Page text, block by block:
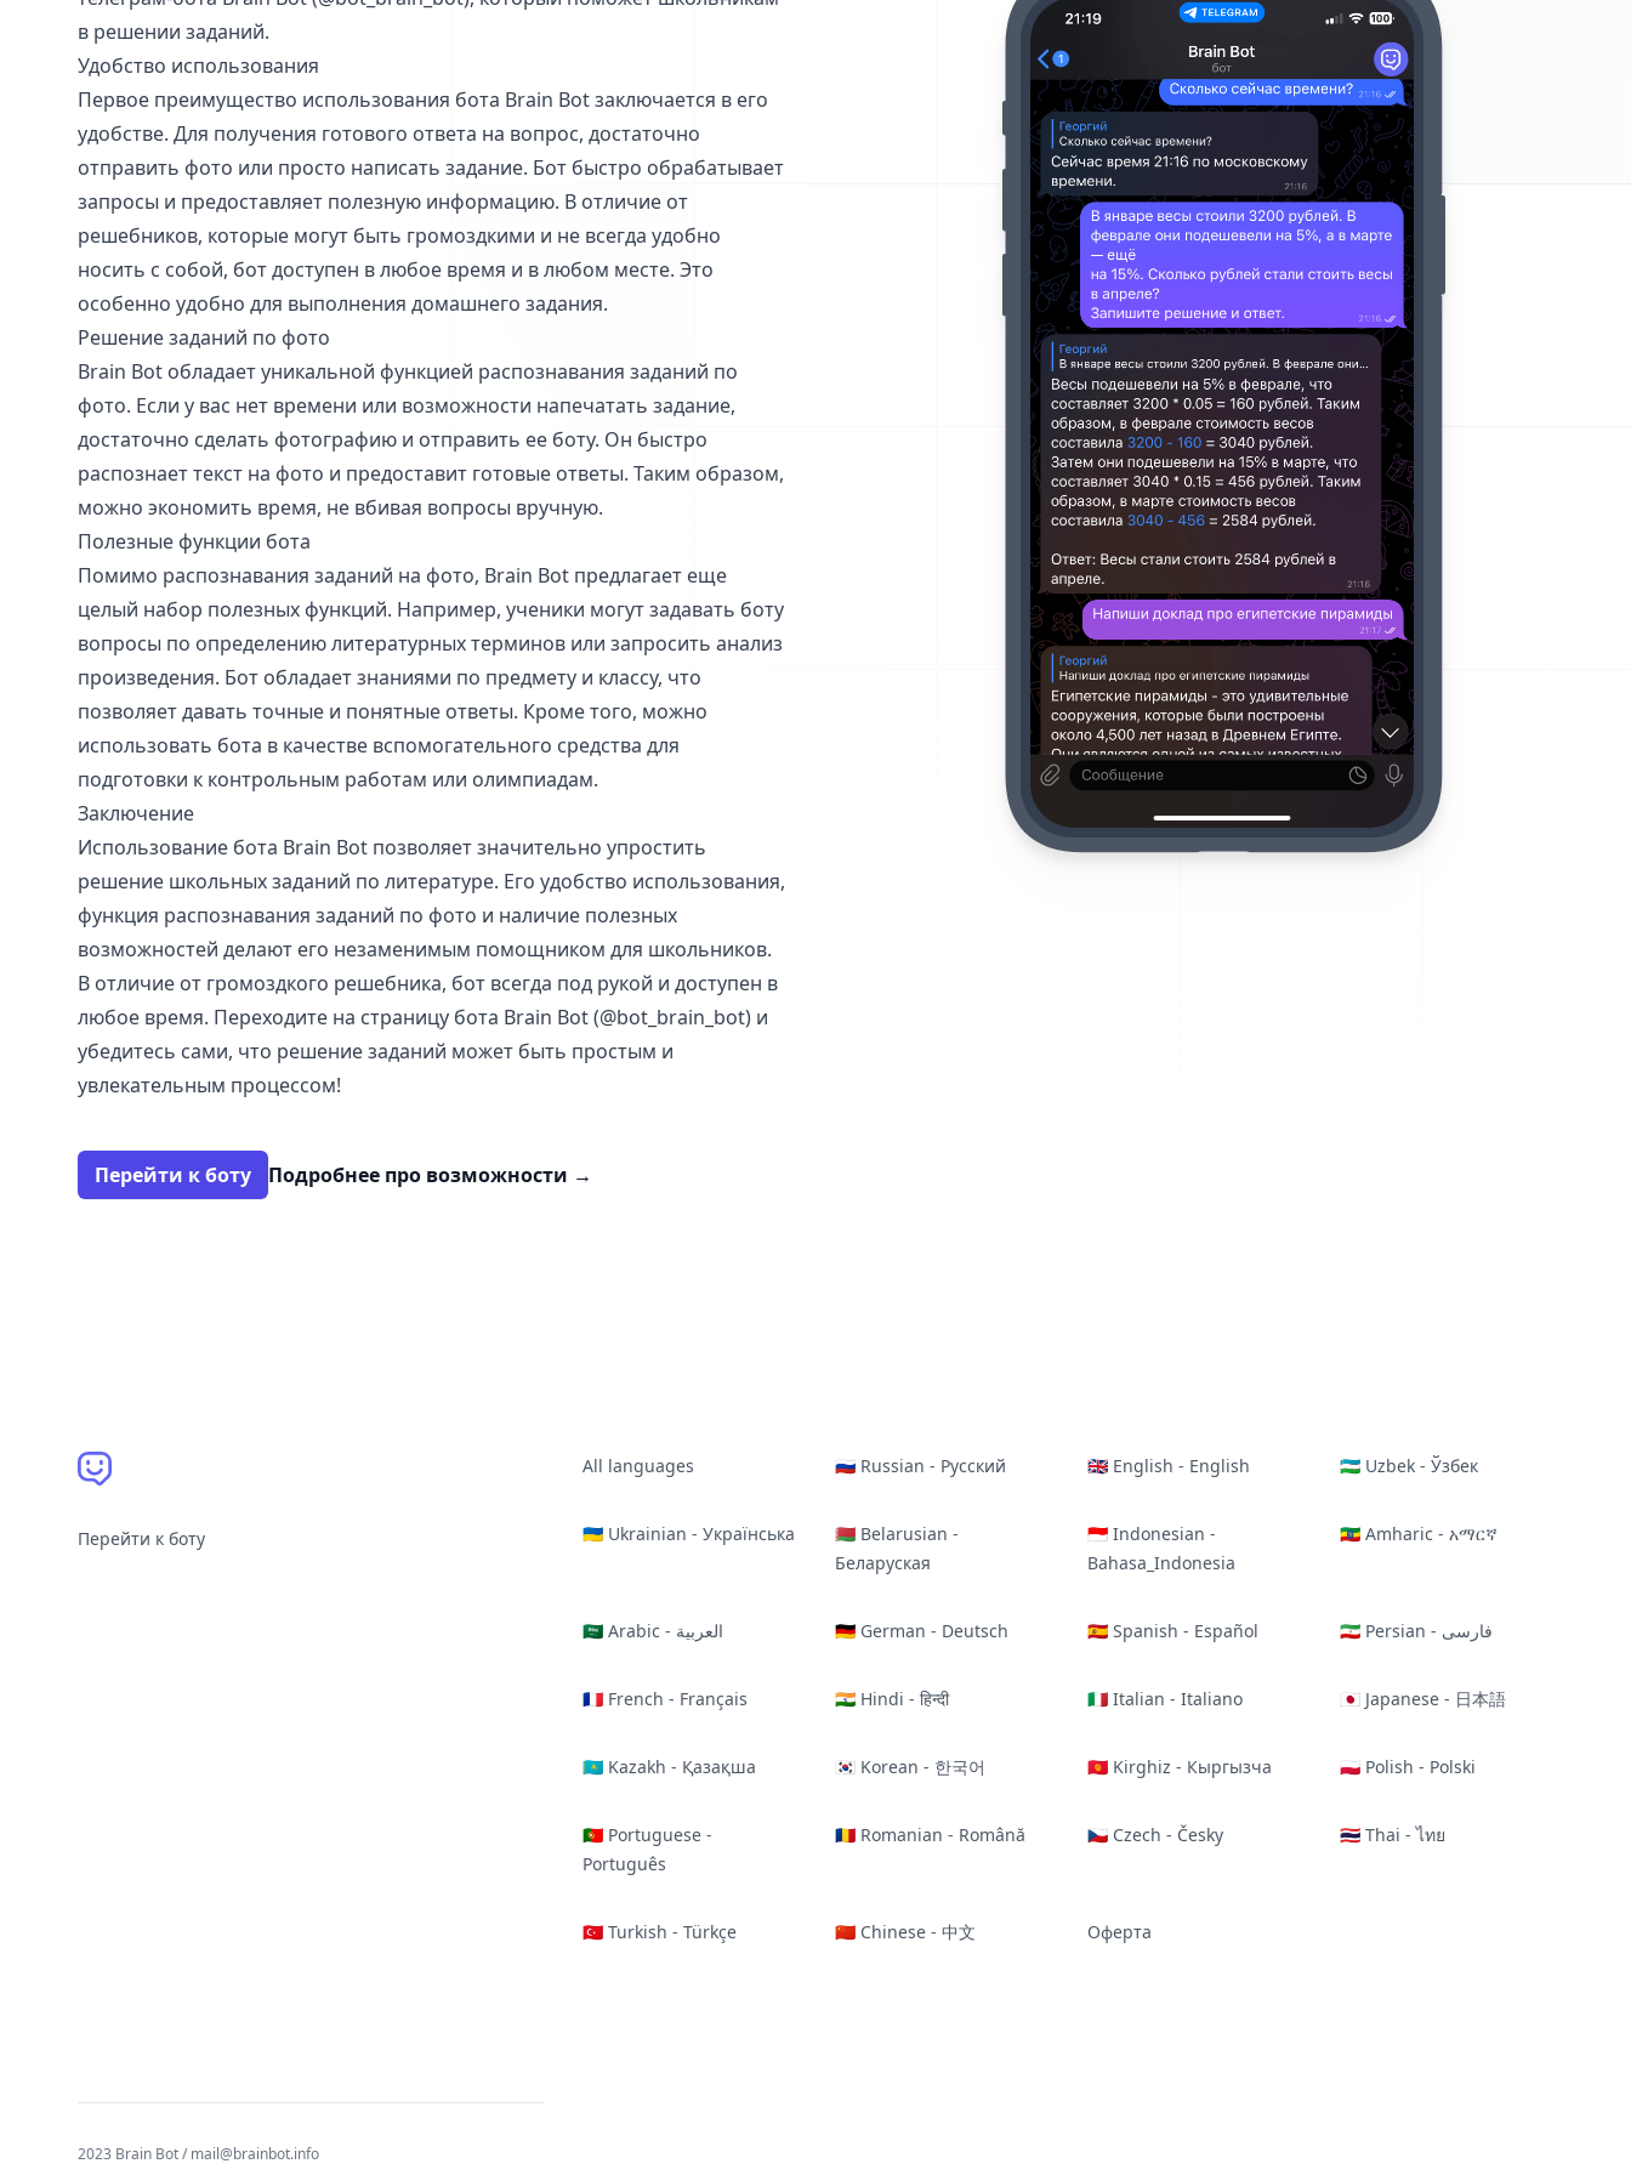
в решении заданий.
Удобство использования
Первое преимущество использования бота Brain Bot заключается в его
удобстве. Для получения готового ответа на вопрос, достаточно
отправить фото или просто написать задание. Бот быстро обрабатывает
запросы и предоставляет полезную информацию. В отличие от
решебников, которые могут быть громоздкими и не всегда удобно
носить с собой, бот доступен в любое время и в любом месте. Это
особенно удобно для выполнения домашнего задания.
Решение заданий по фото
Brain Bot обладает уникальной функцией распознавания заданий по
фото. Если у вас нет времени или возможности напечатать задание,
достаточно сделать фотографию и отправить ее боту. Он быстро
распознает текст на фото и предоставит готовые ответы. Таким образом,
можно экономить время, не вбивая вопросы вручную.
Полезные функции бота
Помимо распознавания заданий на фото, Brain Bot предлагает еще
целый набор полезных функций. Например, ученики могут задавать боту
вопросы по определению литературных терминов или запросить анализ
произведения. Бот обладает знаниями по предмету и классу, что
позволяет давать точные и понятные ответы. Кроме того, можно
использовать бота в качестве вспомогательного средства для
подготовки к контрольным работам или олимпиадам.
Заключение
Использование бота Brain Bot позволяет значительно упростить
решение школьных заданий по литературе. Его удобство использования,
функция распознавания заданий по фото и наличие полезных
возможностей делают его незаменимым помощником для школьников.
В отличие от громоздкого решебника, бот всегда под рукой и доступен в
любое время. Переходите на страницу бота Brain Bot (@bot_brain_bot) и
убедитесь сами, что решение заданий может быть простым и
увлекательным процессом!
Перейти к боту Подробнее про возможности →
Перейти к боту
All languages 🇷🇺 Russian - Русский 🇬🇧 English - English 🇺🇿 Uzbek - Ўзбек
🇺🇦 Ukrainian - Українська
🇧🇾 Belarusian -
Беларуская
🇮🇩 Indonesian -
Bahasa_Indonesia
🇪🇹 Amharic - አማርኛ
🇸🇦 Arabic - العربية 🇩🇪 German - Deutsch 🇪🇸 Spanish - Español 🇮🇷 Persian - فارسی
🇫🇷 French - Français 🇮🇳 Hindi - हिन्दी 🇮🇹 Italian - Italiano 🇯🇵 Japanese - 日本語
🇰🇿 Kazakh - Қазақша 🇰🇷 Korean - 한국어 🇰🇬 Kirghiz - Кыргызча 🇵🇱 Polish - Polski
🇵🇹 Portuguese -
Português
🇷🇴 Romanian - Română 🇨🇿 Czech - Česky 🇹🇭 Thai - ไทย
🇹🇷 Turkish - Türkçe 🇨🇳 Chinese - 中文 Оферта
2023 Brain Bot /mail@brainbot.info